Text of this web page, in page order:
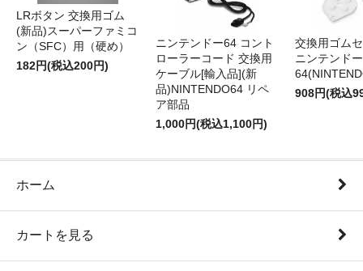
LRボタン 交換用ゴム
(新品)スーパーファミコ
ン（SFC）用（硬め）
182円(税込200円)
ニンテンドー64 コント
ローラーコード 交換用
ケーブル[輸入品](新
品)NINTENDO64 リペ
ア部品
1,000円(税込1,100円)
交換用ゴム
ニンテンドー
908円(税込
ホーム
カートを見る